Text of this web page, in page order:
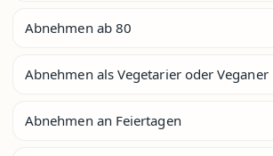
Abnehmen ab 80
Abnehmen als Vegetarier oder Veganer
Abnehmen an Feiertagen